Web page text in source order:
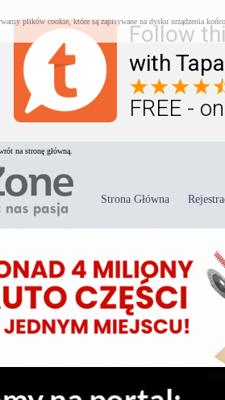
Follow
with
FREE -
plików cookie, które są zapisywane na dysku urządzenia
na stronę główną.
Strona Główna